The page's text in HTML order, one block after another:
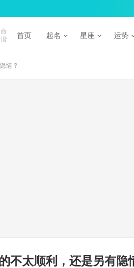
首页 起名 星座 运势
情？
不太顺利，还是另有隐